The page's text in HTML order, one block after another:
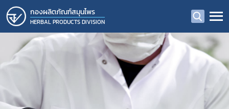
กองผลิตภัณฑ์สมุนไพร
HERBAL PRODUCTS DIVISION